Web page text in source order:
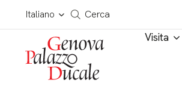
Salta al contenuto
Italiano
Cerca in tutto il sito
Cerca
Visita